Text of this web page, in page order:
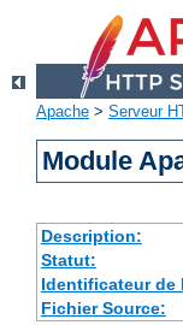
Apache > Serveur
Module
Description:
Statut:
Identificateur de
Fichier Source: